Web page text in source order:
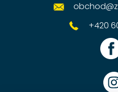
obchod@
+420